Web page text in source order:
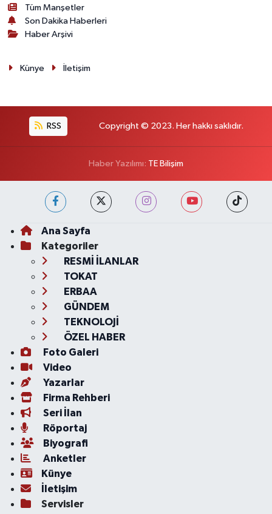
Tüm Manşetler
Son Dakika Haberleri
Haber Arşivi
Künye İletişim
RSS Copyright © 2023. Her hakkı saklıdır.
Haber Yazılımı: TE Bilişim
Ana Sayfa
Kategoriler
RESMİ İLANLAR
TOKAT
ERBAA
GÜNDEM
TEKNOLOJİ
ÖZEL HABER
Foto Galeri
Video
Yazarlar
Firma Rehberi
Seri İlan
Röportaj
Biyografi
Anketler
Künye
İletişim
Servisler